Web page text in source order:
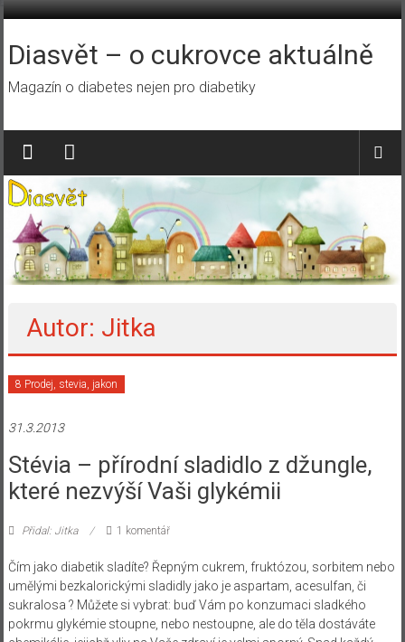
Přeskočit
obsah
Diasvět – o cukrovce aktuálně
Magazín o diabetes nejen pro diabetiky
Autor: Jitka
8 Prodej, stevia, jakon
31.3.2013
Stévia – přírodní sladidlo z džungle,
které nezvýší Vaši glykémii
Přidal: Jitka 1 komentář
Čím jako diabetik sladíte? Řepným cukrem, fruktózou, sorbitem nebo
umělými bezkalorickými sladidly jako je aspartam, acesulfan, či
sukralosa ? Můžete si vybrat: buď Vám po konzumaci sladkého
pokrmu glykémie stoupne, nebo nestoupne, ale do těla dostáváte